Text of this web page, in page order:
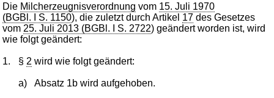
Die Milcherzeugnisverordnung vom 15. Juli 1970
(BGBl. I S. 1150), die zuletzt durch Artikel 17 des Gesetzes
vom 25. Juli 2013 (BGBl. I S. 2722) geändert worden ist, wird
wie folgt geändert:
1. § 2 wird wie folgt geändert:
a) Absatz 1b wird aufgehoben.